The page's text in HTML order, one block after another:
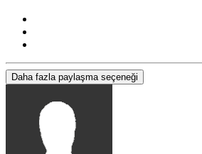
Daha fazla paylaşma seçeneği